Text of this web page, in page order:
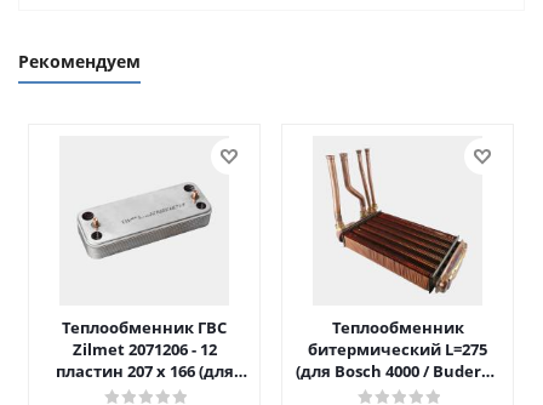
Рекомендуем
Теплообменник ГВС
Zilmet 2071206 - 12
пластин 207 x 166 (для
Luna/Eco Four после 2014)
Теплообменник
битермический L=275
(для Bosch 4000 / Buderus
042)